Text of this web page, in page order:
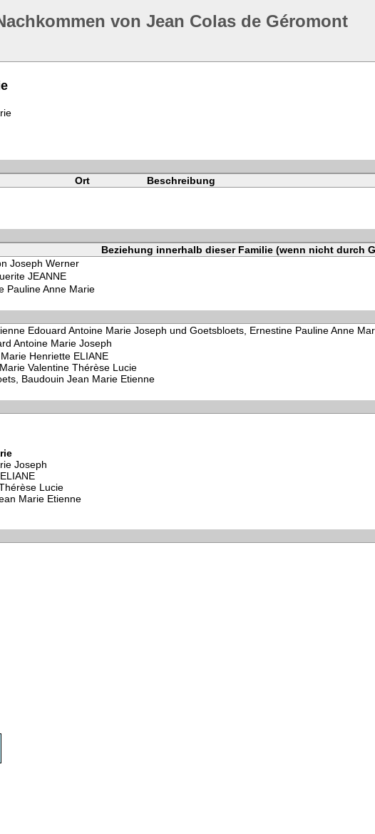
von Jean Colas de Géromont
Ort
Beschreibung
Beziehung innerhalb dieser Familie (wenn nicht durch
Joseph Werner
JEANNE
Pauline Anne Marie
Edouard Antoine Marie Joseph und Goetsbloets, Ernestine Pauline Anne
Antoine Marie Joseph
Henriette ELIANE
Valentine Thérèse Lucie
Baudouin Jean Marie Etienne
Joseph
Lucie
Marie Etienne